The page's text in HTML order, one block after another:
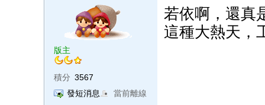
版主
積分 3567
發短消息
當前離線
若依啊，還真
這種大熱天，